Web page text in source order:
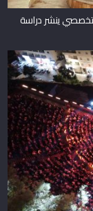
ينشر دراسة